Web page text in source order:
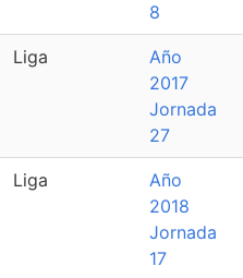
8
Liga
Año
2017
Jornada
27
Liga
Año
2018
Jornada
17